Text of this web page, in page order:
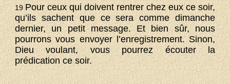
19Pour ceux qui doivent rentrer chez eux ce soir,
qu’ils sachent que ce sera comme dimanche
dernier, un petit message. Et bien sûr, nous
pourrons vous envoyer l’enregistrement. Sinon,
Dieu voulant, vous pourrez écouter la
prédication ce soir.